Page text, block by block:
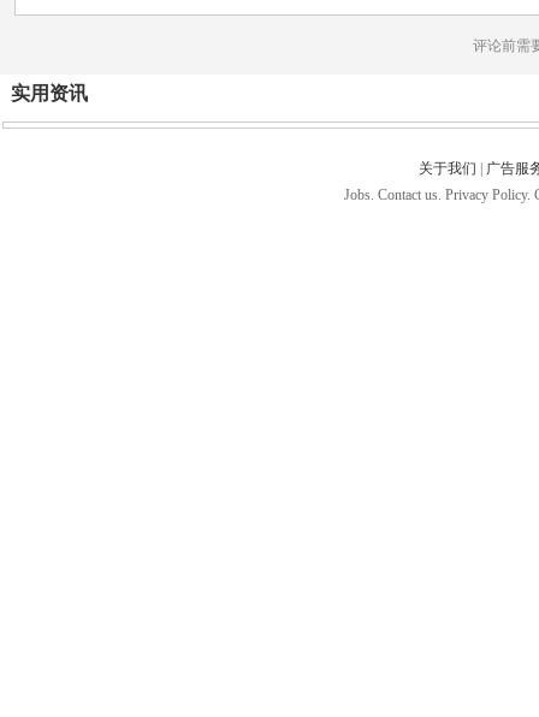
评论前需
实用资讯
关于我们
广告服
Jobs. Contact us. Privacy